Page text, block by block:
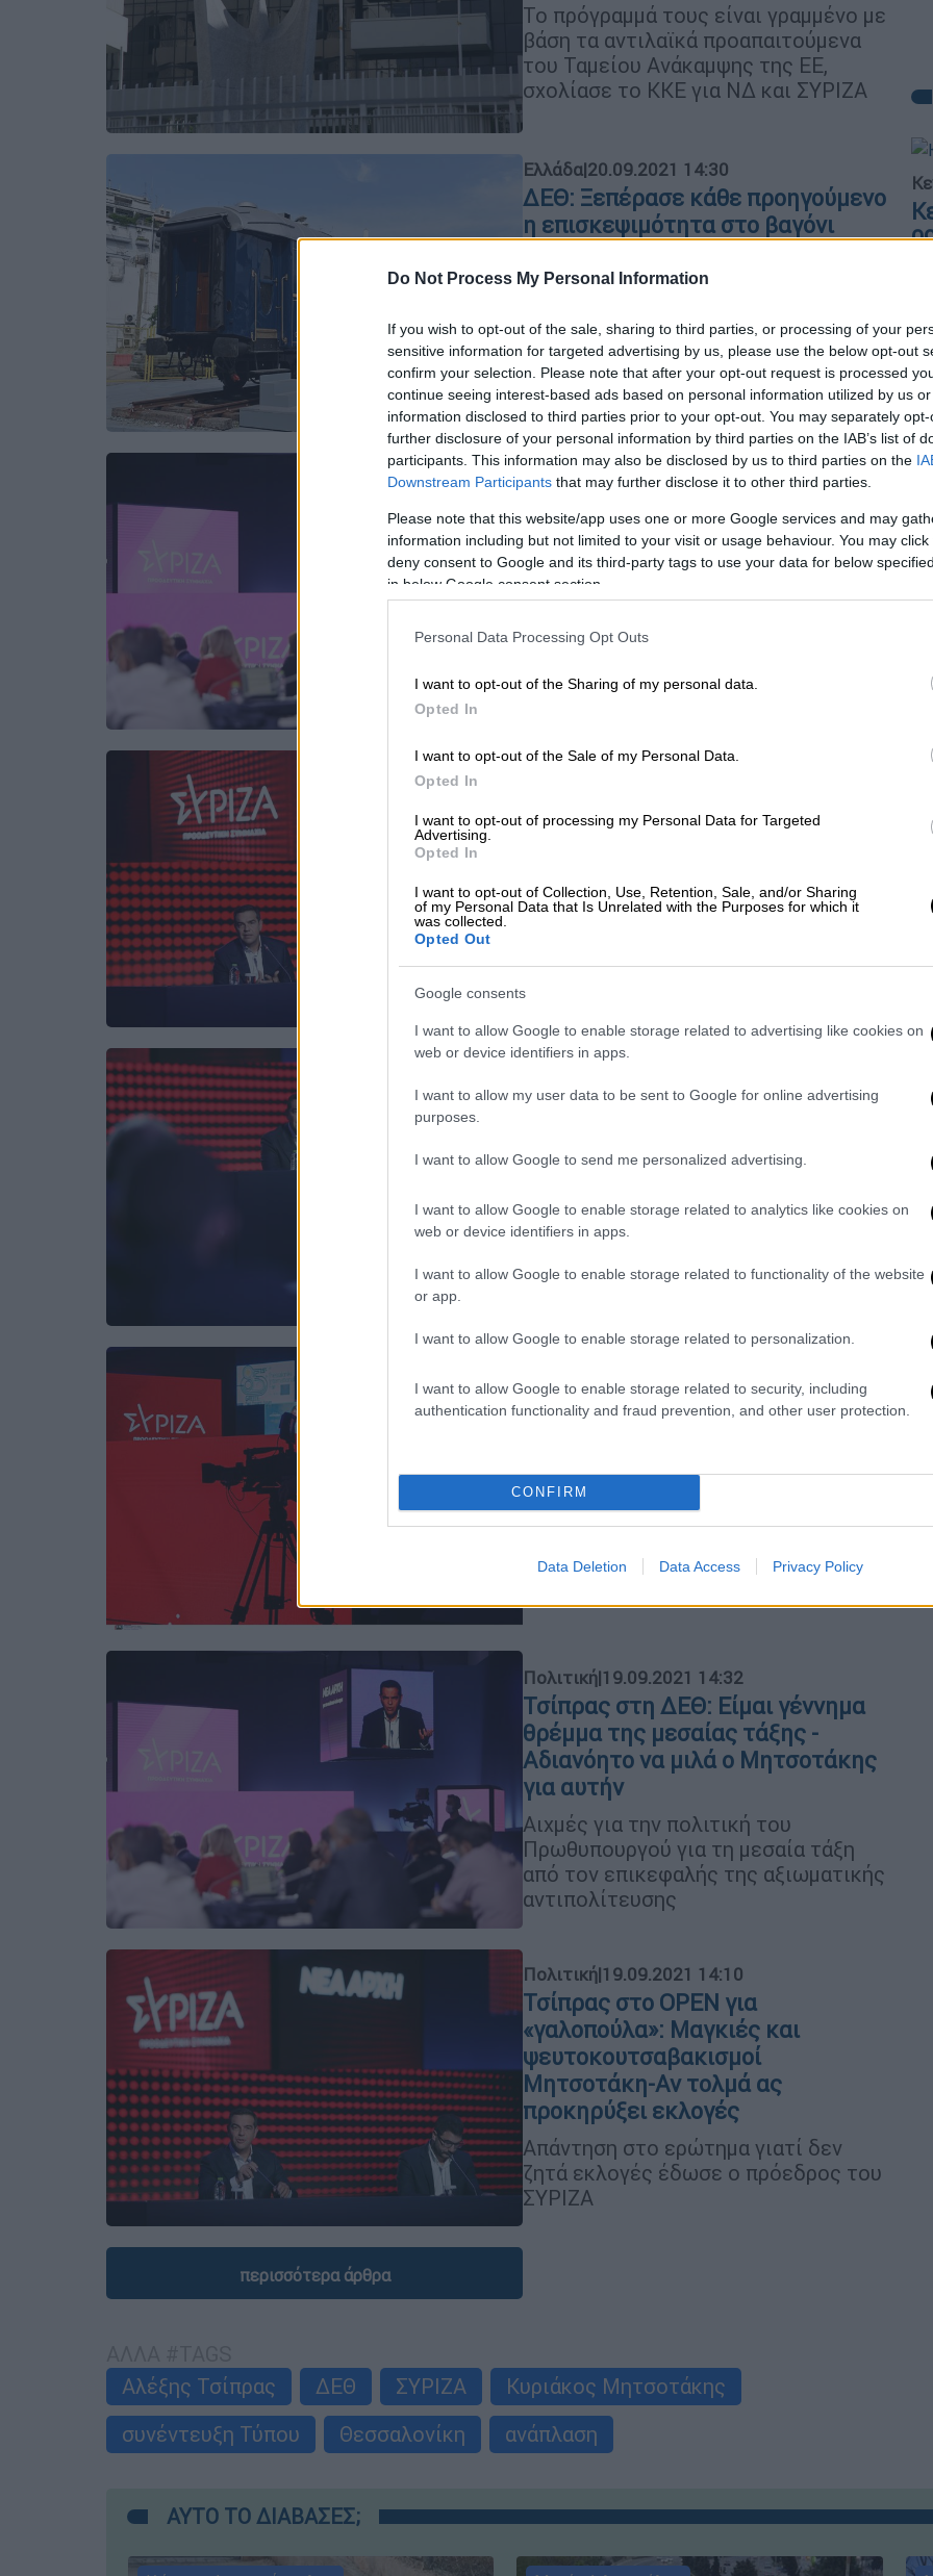
Do Not Process My Personal Information
If you wish to opt-out of the sale, sharing to third parties, or processing of your
sensitive information for targeted advertising by us, please use the below opt-out
confirm your selection. Please note that after your opt-out request is processed
continue seeing interest-based ads based on personal information utilized by us
information disclosed to third parties prior to your opt-out. You may separately
further disclosure of your personal information by third parties on the IAB’s list of
participants. This information may also be disclosed by us to third parties on the
Downstream Participants that may further disclose it to other third parties.
Please note that this website/app uses one or more Google services and may
information including but not limited to your visit or usage behaviour. You may
deny consent to Google and its third-party tags to use your data for below
in below Google consent section.
Personal Data Processing Opt Outs
I want to opt-out of the Sharing of my personal data.
Opted In
I want to opt-out of the Sale of my Personal Data.
Opted In
I want to opt-out of processing my Personal Data for Targeted
Advertising.
Opted In
I want to opt-out of Collection, Use, Retention, Sale, and/or Sharing
of my Personal Data that Is Unrelated with the Purposes for which it
was collected.
Opted Out
Google consents
I want to allow Google to enable storage related to advertising like cookies on
web or device identifiers in apps.
I want to allow my user data to be sent to Google for online advertising
purposes.
I want to allow Google to send me personalized advertising.
I want to allow Google to enable storage related to analytics like cookies on
web or device identifiers in apps.
I want to allow Google to enable storage related to functionality of the website
or app.
I want to allow Google to enable storage related to personalization.
I want to allow Google to enable storage related to security, including
authentication functionality and fraud prevention, and other user protection.
CONFIRM
Data Deletion Data Access Privacy Policy
Το πρόγραμμά τους είναι γραμμένο με
βάση τα αντιλαϊκά προαπαιτούμενα
του Ταμείου Ανάκαμψης της ΕΕ,
σχολίασε το ΚΚΕ για ΝΔ και ΣΥΡΙΖΑ
Ελλάδα|20.09.2021 14:30
ΔΕΘ: Ξεπέρασε κάθε προηγούμενο
η επισκεψιμότητα στο βαγόνι
Το Simplon - Orient Express
χώρα μας το 1920, με διακλάδωση της
βασικής διαδρομής Παρίσι -
Κωνσταντινούπολη από Βελιγράδι για
Θεσσαλονίκη και Αθήνα
Τα μηνύματα Τσίπρα από τη ΔΕΘ:
Η μεσαία τάξη, οι εκλογές και «ο
ήλιος που θα ανατείλει»
του ΣΥΡΙΖΑ-Προοδευτική Συμμαχία
στην 85η ΔΕΘ τα είχε όλα
εκλογές - Το αποτέλεσμα θα
Ο αρχηγός της αξιωματικής
αντιπολίτευσης τόνισε πως δεν έχει
ζήτησε νίκη και με διαφορά από τη
ΝΔ
ΣΥΡΙΖΑ η νίκη στις εκλογές και
Τι απάντησε σε ερώτηση του
Πολιτική|19.09.2021 15:13
του ΚΙΝΑΛ - Σημασία έχουν οι
πολιτικές όχι τα πρόσωπα
ερώτηση της Βούλας Κεχαγιά
Πολιτική|19.09.2021 14:32
Τσίπρας στη ΔΕΘ: Είμαι γέννημα
θρέμμα της μεσαίας τάξης -
Αδιανόητο να μιλά ο Μητσοτάκης
για αυτήν
Αιχμές για την πολιτική του
Πρωθυπουργού για τη μεσαία τάξη
από τον επικεφαλής της αξιωματικής
αντιπολίτευσης
Πολιτική|19.09.2021 14:10
Τσίπρας στο OPEN για
«γαλοπούλα»: Μαγκιές και
ψευτοκουτσαβακισμοί
Μητσοτάκη-Αν τολμά ας
προκηρύξει εκλογές
Απάντηση στο ερώτημα γιατί δεν
ζητά εκλογές έδωσε ο πρόεδρος του
ΣΥΡΙΖΑ
περισσότερα άρθρα
Αλέξης Τσίπρας
ΔΕΘ ΣΥΡΙΖΑ
Κυριάκος Μητσοτάκης
συνέντευξη Τύπου
Θεσσαλονίκη ανάπλαση
ΑΥΤΟ ΤΟ ΔΙΑΒΑΣΕΣ;